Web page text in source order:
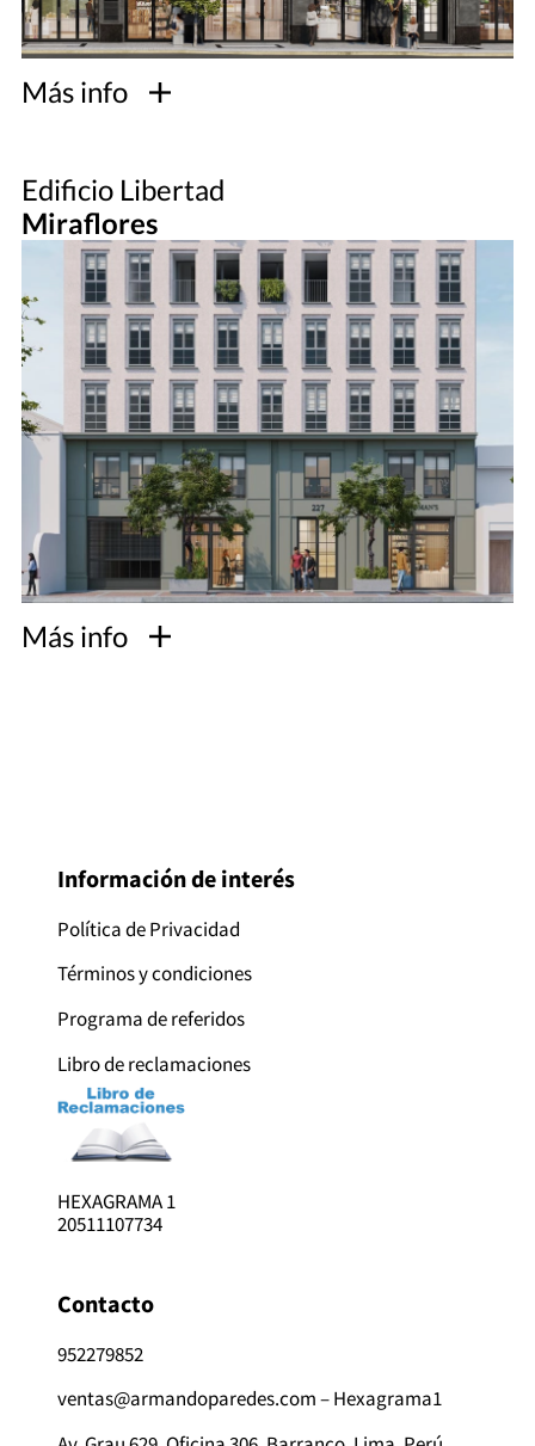
Más info
Edificio Libertad
Miraflores
Más info
Información de interés
Política de Privacidad
Términos y condiciones
Programa de referidos
Libro de reclamaciones
HEXAGRAMA 1
20511107734
Contacto
952279852
ventas@armandoparedes.com – Hexagrama1